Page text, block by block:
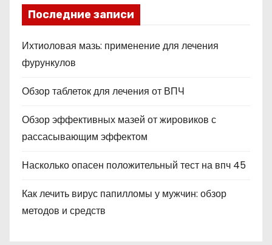
Последние записи
Ихтиоловая мазь: применение для лечения
фурункулов
Обзор таблеток для лечения от ВПЧ
Обзор эффективных мазей от жировиков с
рассасывающим эффектом
Насколько опасен положительный тест на впч 45
Как лечить вирус папилломы у мужчин: обзор
методов и средств